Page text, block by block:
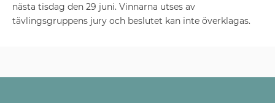
nästa tisdag den 29 juni. Vinnarna utses av
tävlingsgruppens jury och beslutet kan inte överklagas.